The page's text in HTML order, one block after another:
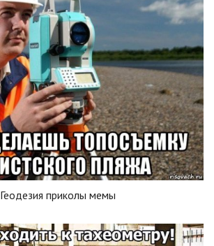
Геодезия приколы мемы